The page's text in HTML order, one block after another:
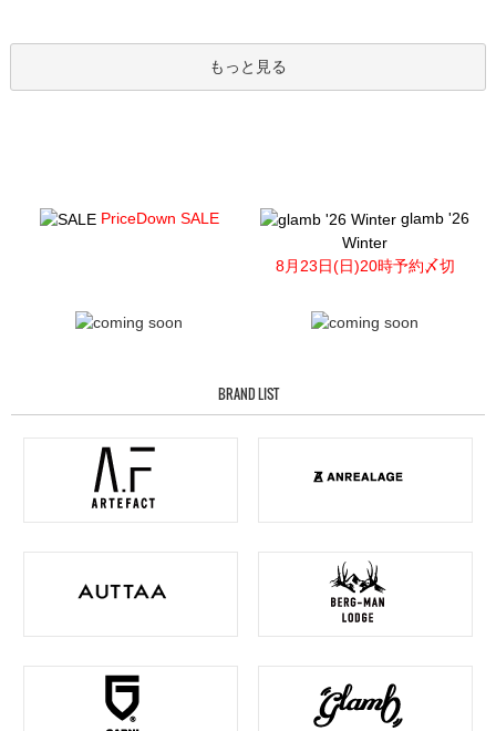
もっと見る
PriceDown SALE
glamb '26
Winter
8月23日(日)20時予約〆切
BRAND LIST